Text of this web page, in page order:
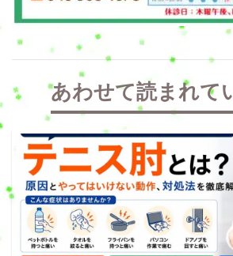
あわせて読まれて